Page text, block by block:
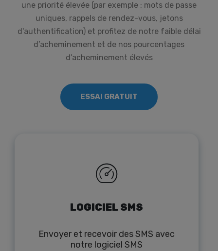
une priorité élevée (par exemple : mots de passe
uniques, rappels de rendez-vous, jetons
d'authentification) et profitez de notre faible délai
d’acheminement et de nos pourcentages
d’acheminement élevés
ESSAI GRATUIT
LOGICIEL SMS
Envoyer et recevoir des SMS avec
notre logiciel SMS